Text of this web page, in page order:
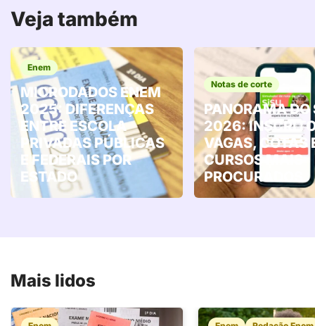
Veja também
Enem
MICRODADOS ENEM
2025: DIFERENÇAS
ENTRE ESCOLA
PRIVADAS PÚBLICAS
E FEDERAIS POR
ESTADO
Notas de corte
PANORAMA DO
2026:
VAGAS, COTAS
CURSOS MAIS
PROCURADOS
Mais lidos